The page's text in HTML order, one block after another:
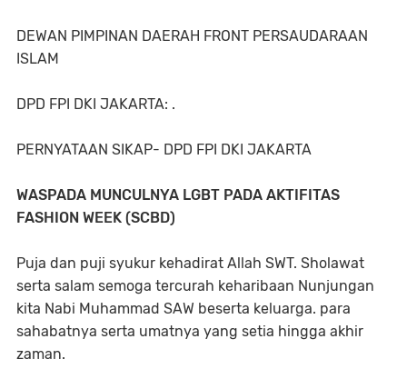
DEWAN PIMPINAN DAERAH FRONT PERSAUDARAAN
ISLAM
DPD FPI DKI JAKARTA: .
PERNYATAAN SIKAP- DPD FPI DKI JAKARTA
WASPADA MUNCULNYA LGBT PADA AKTIFITAS
FASHION WEEK (SCBD)
Puja dan puji syukur kehadirat Allah SWT. Sholawat
serta salam semoga tercurah keharibaan Nunjungan
kita Nabi Muhammad SAW beserta keluarga. para
sahabatnya serta umatnya yang setia hingga akhir
zaman.